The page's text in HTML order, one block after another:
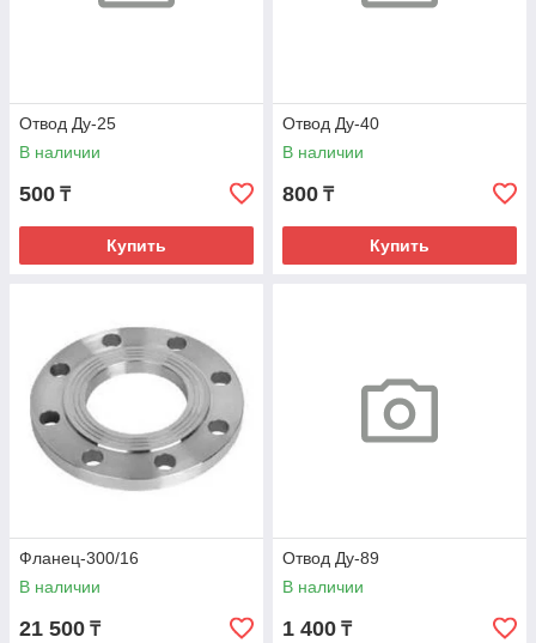
Отвод Ду-25
В наличии
500 ₸
Купить
Отвод Ду-40
В наличии
800 ₸
Купить
Фланец-300/16
В наличии
21 500 ₸
Отвод Ду-89
В наличии
1 400 ₸